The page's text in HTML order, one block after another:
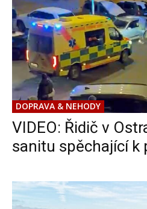
DOPRAVA & NEHODY
VIDEO: Řidič v
sanitu spěchající k